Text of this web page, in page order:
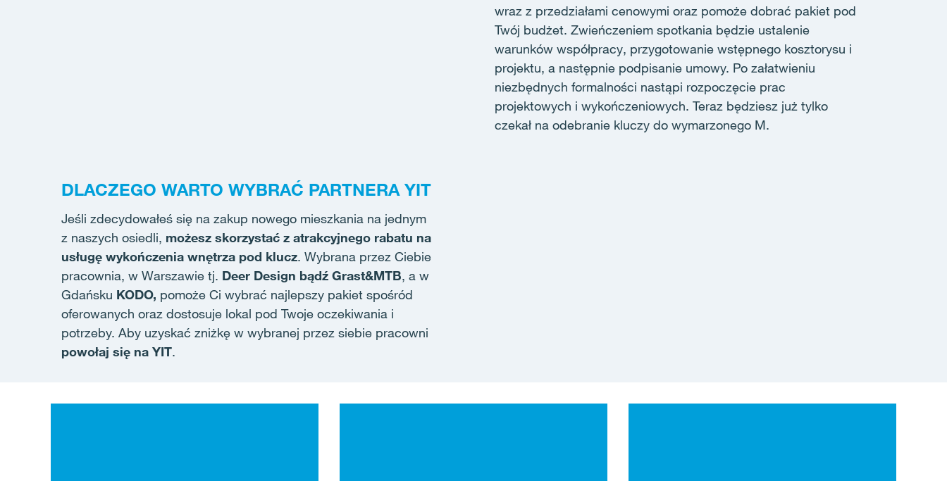
wraz z przedziałami cenowymi oraz pomoże dobrać pakiet pod
Twój budżet. Zwieńczeniem spotkania będzie ustalenie
warunków współpracy, przygotowanie wstępnego kosztorysu i
projektu, a następnie podpisanie umowy. Po załatwieniu
niezbędnych formalności nastąpi rozpoczęcie prac
projektowych i wykończeniowych. Teraz będziesz już tylko
czekał na odebranie kluczy do wymarzonego M.
DLACZEGO WARTO WYBRAĆ PARTNERA YIT
Jeśli zdecydowałeś się na zakup nowego mieszkania na jednym
z naszych osiedli, możesz skorzystać z atrakcyjnego rabatu na
usługę wykończenia wnętrza pod klucz. Wybrana przez Ciebie
pracownia, w Warszawie tj. Deer Design bądź Grast&MTB, a w
Gdańsku KODO, pomoże Ci wybrać najlepszy pakiet spośród
oferowanych oraz dostosuje lokal pod Twoje oczekiwania i
potrzeby. Aby uzyskać zniżkę w wybranej przez siebie pracowni
powołaj się na YIT.